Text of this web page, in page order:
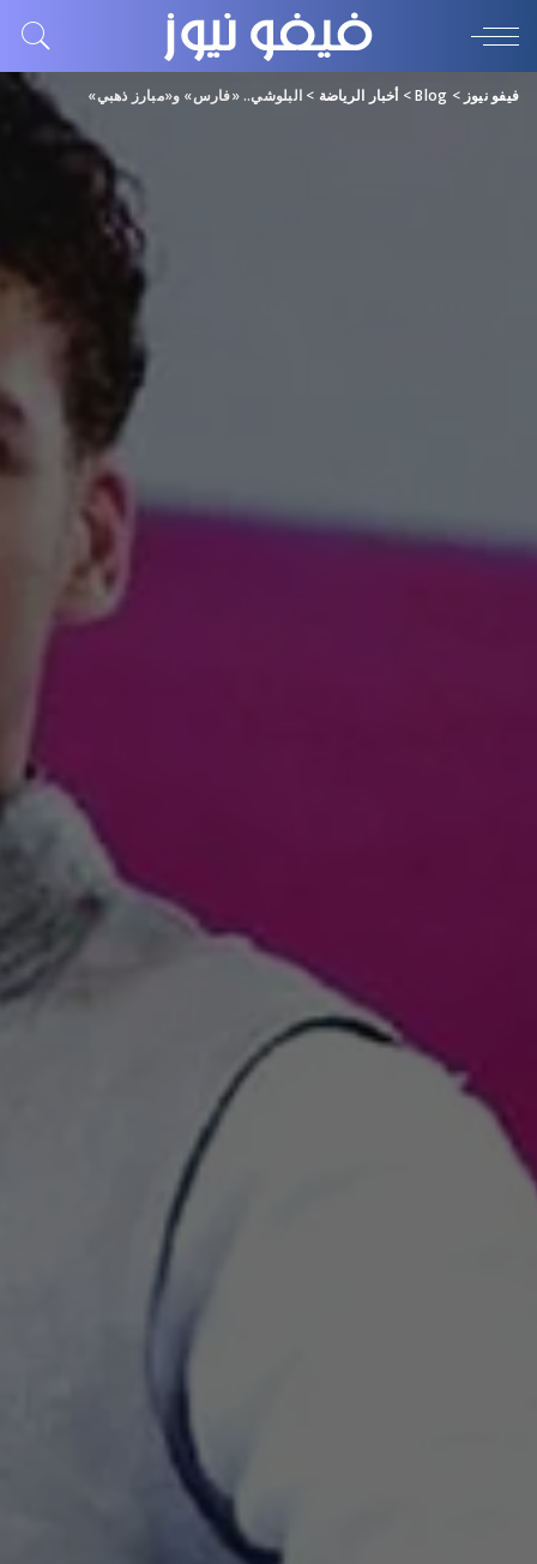
فيفو نيوز >
Blog
> أخبار الرياضة > البلوشي.. «فارس» و«مبارز ذهبي»